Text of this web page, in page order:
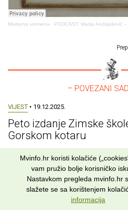
Moderna vremena · PODCAST: Marija Andrijašević
– POVEZANI
VIJEST • 19.12.2025.
Peto izdanje Zimske
Gorskom kotaru
VIJEST• 24.02.2025.
Finalisti nagrade Ivan
najbolju pjesničku knjigu
Mvinfo.hr koristi kolačiće
vam pružio bolje korisničko
Nastavkom pregleda mvinfo.hr
slažete se sa korištenjem
informacija